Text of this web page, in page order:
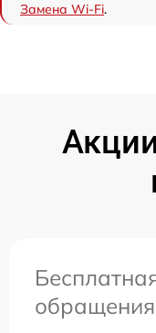
Замена Wi-Fi.
обращения